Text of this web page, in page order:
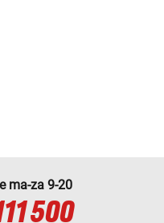
ma-za 9-20
500